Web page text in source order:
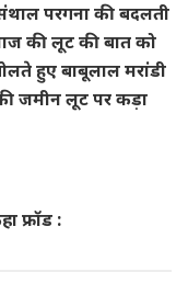
परगना की बदलती
की लूट की बात को
हुए बाबूलाल मरांडी
की जमीन लूट पर कड़ा
फ्रॉड :